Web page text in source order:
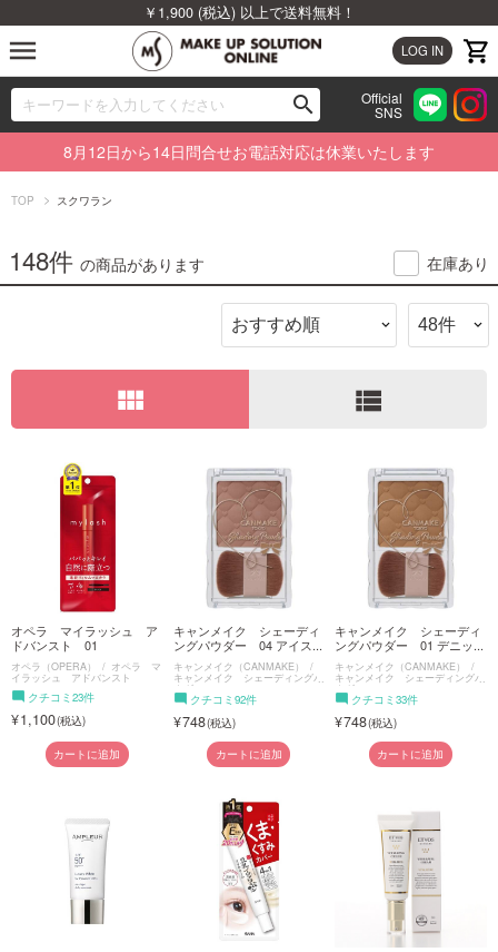
￥1,900 (税込) 以上で送料無料！
LOG IN
menu
search
00
Official
SNS
ブランドから探す
カテゴリから探す
ビューティジャーナルから探す
ご利用ガイド
お問い合わせ
ログイン・新規会員登録
8月12日から14日問合せお電話対応は休業いたします
TOP スクワラン
148件 の商品があります 在庫あり
view_module view_list
オペラ マイラッシュ ア
ドバンスト 01
オペラ（OPERA） オペラ マ
イラッシュ アドバンスト
クチコミ23件
1,100
カートに追加
キャンメイク シェーディ
ングパウダー 04 アイス...
キャンメイク（CANMAKE）
キャンメイク シェーディングパ
ウダー
クチコミ92件
748
カートに追加
キャンメイク シェーディ
ングパウダー 01 デニッ...
キャンメイク（CANMAKE）
キャンメイク シェーディングパ
ウダー
クチコミ33件
748
カートに追加